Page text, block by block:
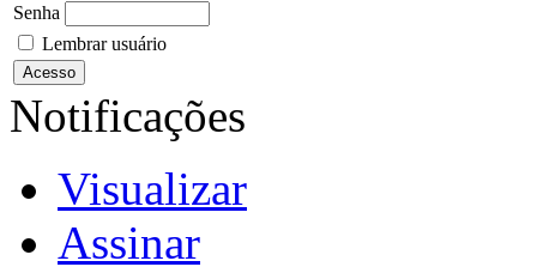
Senha
Lembrar usuário
Notificações
Visualizar
Assinar